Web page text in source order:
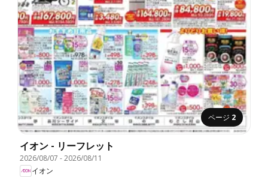
ページ 2
イオン - リーフレット
2026/08/07 -2026/08/11
イオン